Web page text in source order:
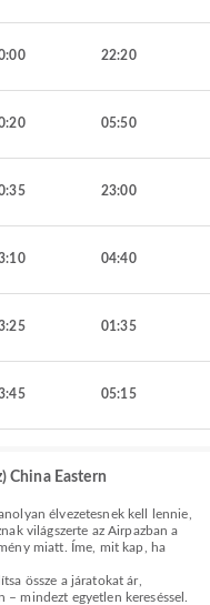
22:20
05:50
23:00
04:40
01:35
05:15
China Eastern
élvezetesnek kell lennie,
világszerte az Airpazban a
miatt. Íme, mit kap, ha
össze a járatokat ár,
mindezt egyetlen kereséssel.